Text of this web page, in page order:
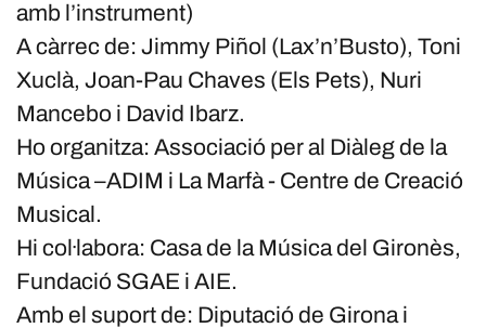
amb l’instrument)
A càrrec de: Jimmy Piñol (Lax’n’Busto), Toni
Xuclà, Joan-Pau Chaves (Els Pets), Nuri
Mancebo i David Ibarz.
Ho organitza: Associació per al Diàleg de la
Música –ADIM i La Marfà - Centre de Creació
Musical.
Hi col·labora: Casa de la Música del Gironès,
Fundació SGAE i AIE.
Amb el suport de: Diputació de Girona i